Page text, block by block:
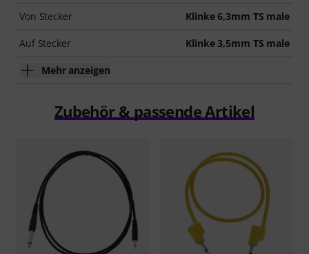
Von Stecker Klinke 6,3mm TS male
Auf Stecker Klinke 3,5mm TS male
Mehr anzeigen
Zubehör & passende Artikel